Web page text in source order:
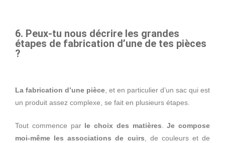
6. Peux-tu nous décrire les grandes
étapes de fabrication d’une de tes pièces
?
La fabrication d’une pièce , et en particulier d’un sac qui est
un produit assez complexe, se fait en plusieurs étapes.
Tout commence par le choix des matières .Je compose
moi-même les associations de cuirs , de couleurs et de